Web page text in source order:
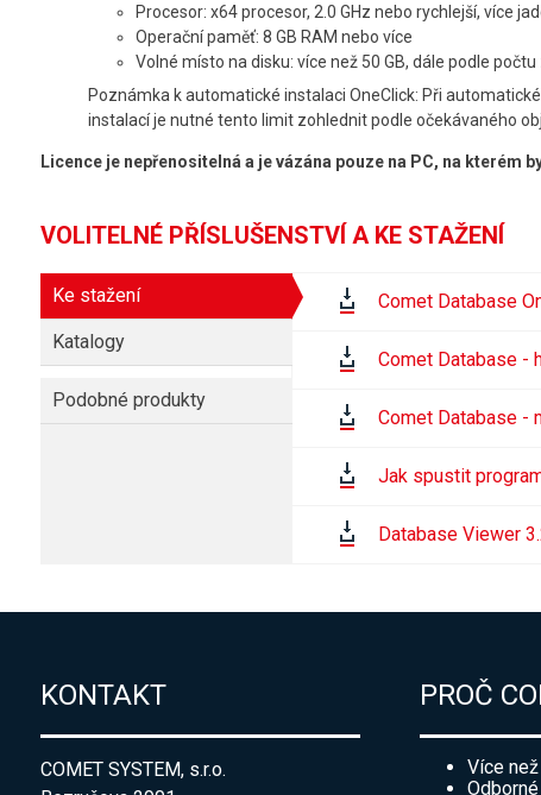
Procesor: x64 procesor, 2.0 GHz nebo rychlejší, více
Operační paměť: 8 GB RAM nebo více
Volné místo na disku: více než 50 GB, dále podle
Poznámka k automatické instalaci OneClick: Při
instalací je nutné tento limit zohlednit podle očekávaného
Licence je nepřenositelná a je vázána pouze na PC, na kterém
VOLITELNÉ PŘÍSLUŠENSTVÍ A KE STAŽENÍ
Ke stažení
Katalogy
Podobné produkty
Comet Database
Comet Database -
Comet Database -
Jak spustit
Database Viewer
KONTAKT
COMET SYSTEM, s.r.o.
PROČ
Více